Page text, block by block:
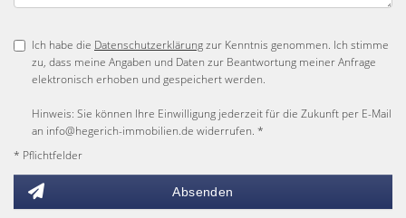
Ich habe die Datenschutzerklärungzur Kenntnis genommen. Ich stimme
zu, dass meine Angaben und Daten zur Beantwortung meiner Anfrage
elektronisch erhoben und gespeichert werden.
Hinweis: Sie können Ihre Einwilligung jederzeit für die Zukunft per E-Mail
an info@hegerich-immobilien.de widerrufen. *
* Pflichtfelder
Absenden